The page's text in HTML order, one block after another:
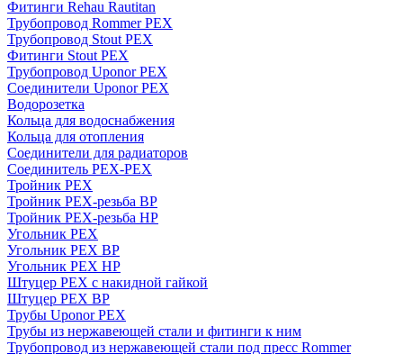
Фитинги Rehau Rautitan
Трубопровод Rommer PEX
Трубопровод Stout PEX
Фитинги Stout PEX
Трубопровод Uponor PEX
Соединители Uponor PEX
Водорозетка
Кольца для водоснабжения
Кольца для отопления
Соединители для радиаторов
Соединитель PEX-PEX
Тройник PEX
Тройник PEX-резьба ВР
Тройник PEX-резьба НР
Угольник PEX
Угольник PEX ВР
Угольник PEX НР
Штуцер PEX c накидной гайкой
Штуцер PEX ВР
Трубы Uponor PEX
Трубы из нержавеющей стали и фитинги к ним
Трубопровод из нержавеющей стали под пресс Rommer